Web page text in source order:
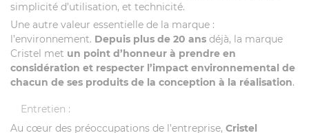
simplicité d’utilisation, et technicité.
Une autre valeur essentielle de la marque :
l’environnement. Depuis plus de 20 ans déjà, la marque
Cristel met un point d’honneur à prendre en
considération et respecter l’impact environnemental de
chacun de ses produits de la conception à la réalisation.
Entretien :
Au cœur des préoccupations de l’entreprise, Cristel